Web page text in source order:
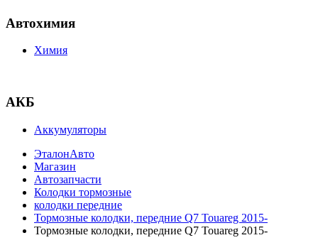
Автохимия
Химия
АКБ
Аккумуляторы
ЭталонАвто
Магазин
Автозапчасти
Колодки тормозные
колодки передние
Тормозные колодки, передние Q7 Touareg 2015-
Тормозные колодки, передние Q7 Touareg 2015-